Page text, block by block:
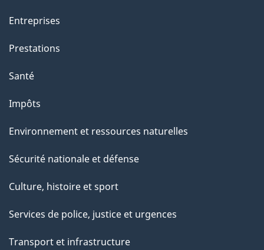
Entreprises
Prestations
Santé
Impôts
Environnement et ressources naturelles
Sécurité nationale et défense
Culture, histoire et sport
Services de police, justice et urgences
Transport et infrastructure